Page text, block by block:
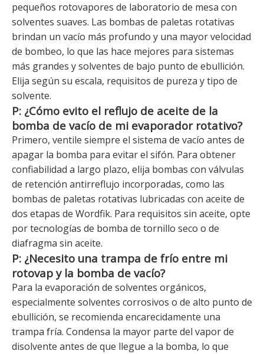
pequeños rotovapores de laboratorio de mesa con
solventes suaves. Las bombas de paletas rotativas
brindan un vacío más profundo y una mayor velocidad
de bombeo, lo que las hace mejores para sistemas
más grandes y solventes de bajo punto de ebullición.
Elija según su escala, requisitos de pureza y tipo de
solvente.
P: ¿Cómo evito el reflujo de aceite de la
bomba de vacío de mi evaporador rotativo?
Primero, ventile siempre el sistema de vacío antes de
apagar la bomba para evitar el sifón. Para obtener
confiabilidad a largo plazo, elija bombas con válvulas
de retención antirreflujo incorporadas, como las
bombas de paletas rotativas lubricadas con aceite de
dos etapas de Wordfik. Para requisitos sin aceite, opte
por tecnologías de bomba de tornillo seco o de
diafragma sin aceite.
P: ¿Necesito una trampa de frío entre mi
rotovap y la bomba de vacío?
Para la evaporación de solventes orgánicos,
especialmente solventes corrosivos o de alto punto de
ebullición, se recomienda encarecidamente una
trampa fría. Condensa la mayor parte del vapor de
disolvente antes de que llegue a la bomba, lo que